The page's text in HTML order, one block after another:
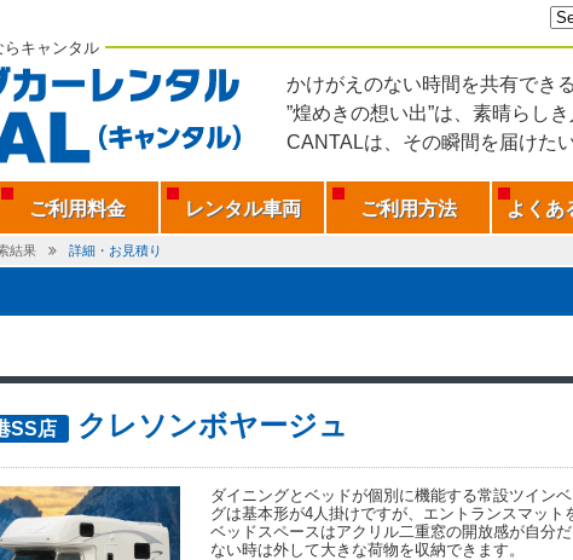
らキャンタル
かけがえのない時間を共有でき
”煌めきの想い出”は、素晴らしき
CANTALは、その瞬間を届けたい
ご利用料金 レンタル車両 ご利用方法 よくあ
結果 詳細・お見積り
SS店 クレソンボヤージュ
ダイニングとベッドが個別に機能する常設ツイン
グは基本形が4人掛けですが、エントランスマット
ベッドスペースはアクリル二重窓の開放感が自分
ない時は外して大きな荷物を収納できます。